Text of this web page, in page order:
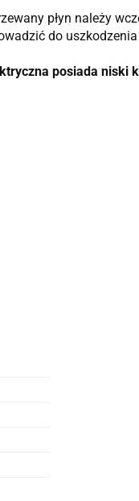
płyn należy
do uszkodzenia
posiada niski